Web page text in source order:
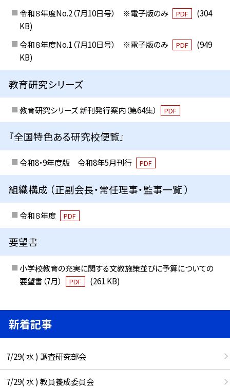
令和８年度No.2（7月10日号） ※電子版のみ
PDF
(304
KB)
令和８年度No.1（7月10日号） ※電子版のみ
PDF
(949
KB)
教育研究シリーズ
教育研究シリーズ 新刊発行案内（第64集） PDF
『全国特色ある研究校便覧』
令和8・9年度版 令和8年5月刊行 PDF
組織構成 （正副会長・常任理事・監事一覧 ）
令和８年度 PDF
要望書
小学校教育の充実に関する文教施策並びに予算についての
要望書（7月）
PDF (261 KB)
新着記事
7/29( 水 ) 調査研究部会
7/29( 水 ) 教員養成委員会